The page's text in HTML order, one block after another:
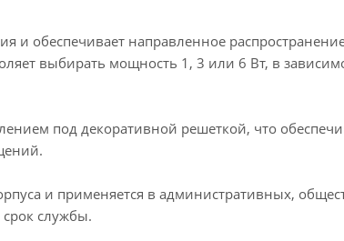
и обеспечивает направленное
выбирать мощность 1, 3 или 6 Вт, в
под декоративной решеткой, что
и применяется в административных,
службы.